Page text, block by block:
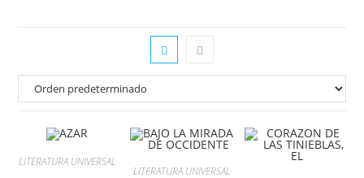
LITERATURA UNIVERSAL
LITERATURA UNIVERSAL